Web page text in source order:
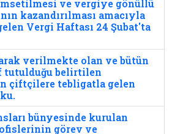
ve vergiye gönüllü
kazandırılması amacıyla
Vergi Haftası 24 Şubat'ta
verilmekte olan ve bütün
tutulduğu belirtilen
çiftçilere tebligatla gelen
bünyesinde kurulan
görev ve